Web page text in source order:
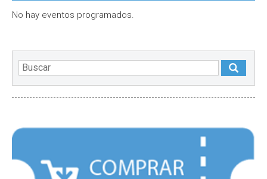
No hay eventos programados.